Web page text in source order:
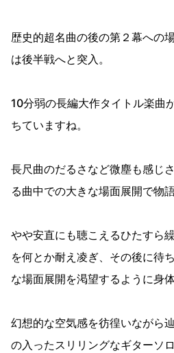
歴史的超名曲の後の第２幕への
は後半戦へと突入。
10分弱の長編大作タイトル楽曲
ちていますね。
長尺曲のだるさなど微塵も感じ
る曲中での大きな場面展開で物
やや安直にも聴こえるひたすら
を何とか耐え凌ぎ、その後に待
な場面展開を渇望するように身
幻想的な空気感を彷徨いながら
の入ったスリリングなギターソロ